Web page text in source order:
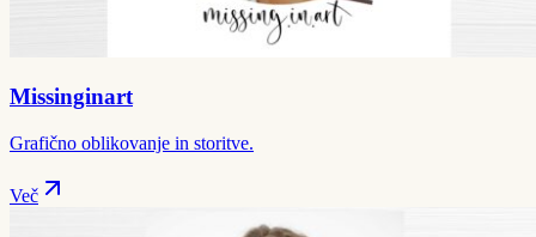
Missinginart
Grafično oblikovanje in storitve.
Več